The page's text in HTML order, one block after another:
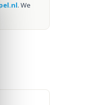
. We